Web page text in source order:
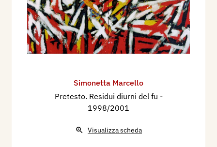
Simonetta Marcello
Pretesto. Residui diurni del fu -
1998/2001
Visualizza scheda